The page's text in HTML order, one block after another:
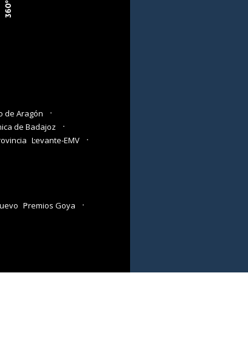
de Aragón
de Badajoz
Levante-EMV
Premios Goya